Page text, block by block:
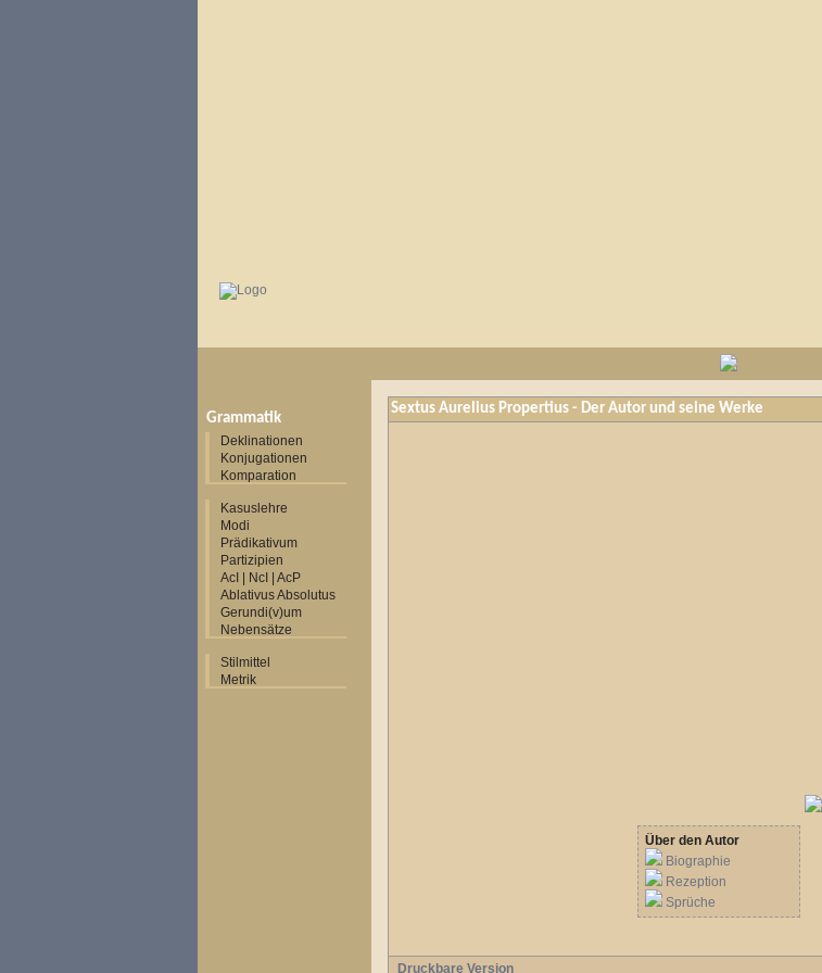
Grammatik
Deklinationen
Konjugationen
Komparation
Kasuslehre
Modi
Prädikativum
Partizipien
AcI | NcI | AcP
Ablativus Absolutus
Gerundi(v)um
Nebensätze
Stilmittel
Metrik
Sextus Aurelius Propertius - Der Autor und seine Werke
Über den Autor
Biographie
Rezeption
Sprüche
Druckbare Version